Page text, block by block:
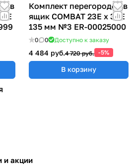
в
Комплект перегородок в
ящик COMBAT 23Е х 36Е
135 мм №3 ER-00025000
0 0 Доступно к заказу
4 484 руб.4 720 руб. -5%
В корзину
и акции